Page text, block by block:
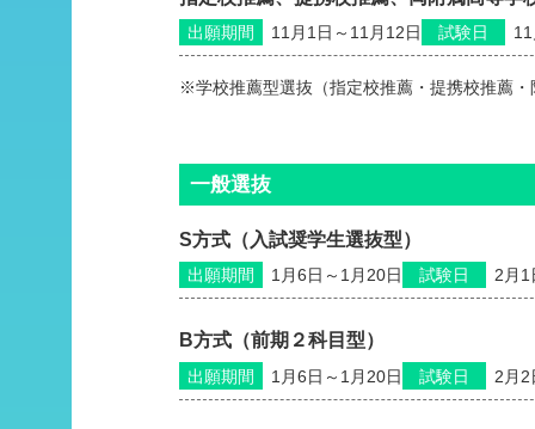
出願期間 11月1日～11月12日 試験日
※学校推薦型選抜（指定校推薦・提携校推薦
一般選抜
S方式（入試奨学生選抜型）
出願期間 1月6日～1月20日 試験日 2月1
B方式（前期２科目型）
出願期間 1月6日～1月20日 試験日 2月2